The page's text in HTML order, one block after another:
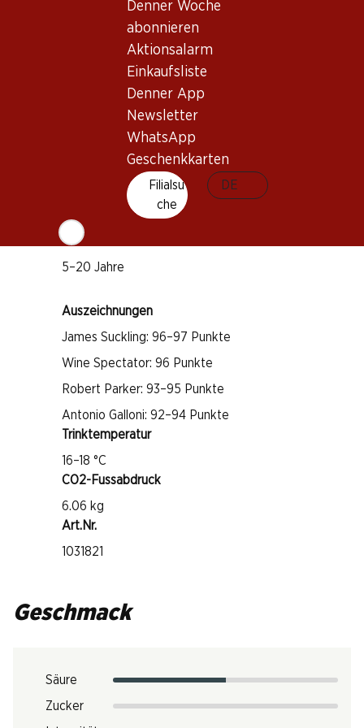
Denner Woche
abonnieren
Aktionsalarm
Einkaufsliste
Denner App
Newsletter
WhatsApp
Geschenkkarten
Filialsu
che
DE
Wissenswertes
Cabernet Sauvignon
Rotwein
Trinkreife
5–20 Jahre
Auszeichnungen
James Suckling: 96–97 Punkte
Wine Spectator: 96 Punkte
Robert Parker: 93–95 Punkte
Antonio Galloni: 92–94 Punkte
Trinktemperatur
16–18 °C
CO2-Fussabdruck
6.06 kg
Art.Nr.
1031821
Geschmack
Säure
Zucker